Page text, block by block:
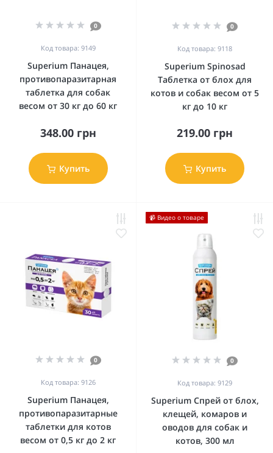
0
Код товара: 9149
Superium Панацея,
противопаразитарная
таблетка для собак
весом от 30 кг до 60 кг
348.00 грн
Купить
0
Код товара: 9118
Superium Spinosad
Таблетка от блох для
котов и собак весом от 5
кг до 10 кг
219.00 грн
Купить
0
Код товара: 9126
Superium Панацея,
противопаразитарные
таблетки для котов
весом от 0,5 кг до 2 кг
📹 Видео о товаре
0
Код товара: 9129
Superium Спрей от блох,
клещей, комаров и
оводов для собак и
котов, 300 мл